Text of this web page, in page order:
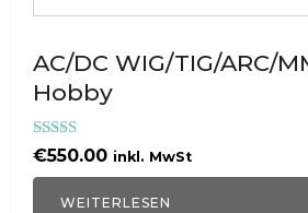
AC/DC WIG/TIG/ARC/
Hobby
Bewertet mit
5.00
von 5
€550.00 inkl. MwSt
WEITERLESEN